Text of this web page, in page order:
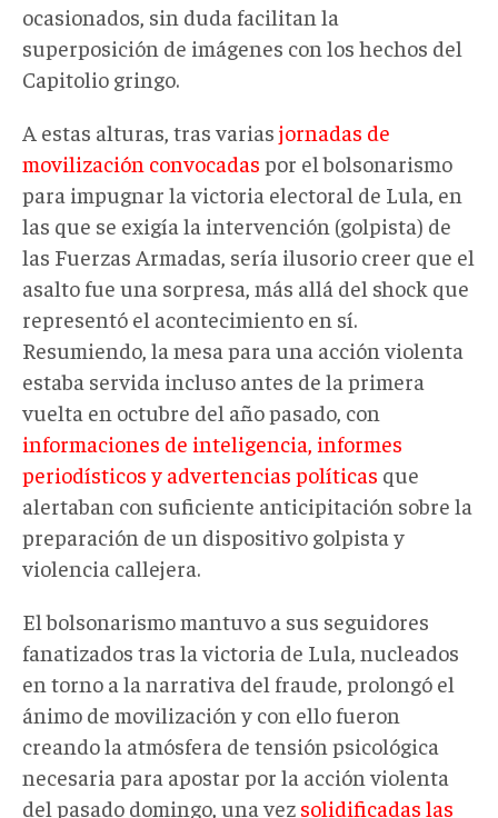
ocasionados, sin duda facilitan la
superposición de imágenes con los hechos del
Capitolio gringo.
A estas alturas, tras varias jornadas de
movilización convocadas por el bolsonarismo
para impugnar la victoria electoral de Lula, en
las que se exigía la intervención (golpista) de
las Fuerzas Armadas, sería ilusorio creer que el
asalto fue una sorpresa, más allá del shock que
representó el acontecimiento en sí.
Resumiendo, la mesa para una acción violenta
estaba servida incluso antes de la primera
vuelta en octubre del año pasado, con
informaciones de inteligencia, informes
periodísticos y advertencias políticas que
alertaban con suficiente anticipitación sobre la
preparación de un dispositivo golpista y
violencia callejera.
El bolsonarismo mantuvo a sus seguidores
fanatizados tras la victoria de Lula, nucleados
en torno a la narrativa del fraude, prolongó el
ánimo de movilización y con ello fueron
creando la atmósfera de tensión psicológica
necesaria para apostar por la acción violenta
del pasado domingo, una vez solidificadas las